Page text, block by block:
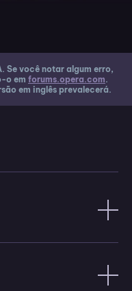
Se você notar algum erro,
o em forums.opera.com.
em inglês prevalecerá.